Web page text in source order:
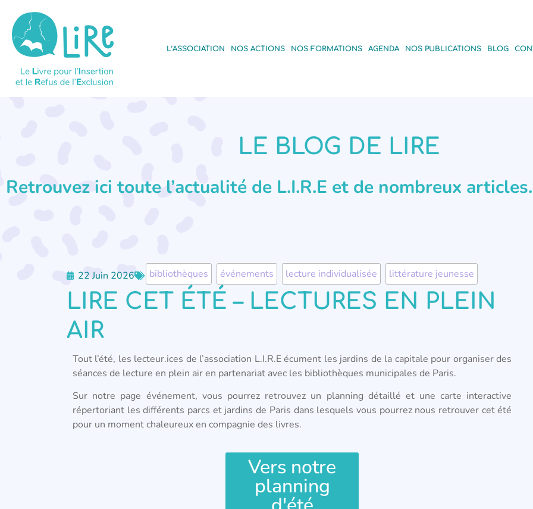
L’ASSOCIATION NOS ACTIONS NOS FORMATIONS AGENDA NOS PUBLICATIONS BLOG
LE BLOG DE LIRE
Retrouvez ici toute l’actualité de L.I.R.E et de nombreux articles.
22 Juin 2026 bibliothèques événements lecture individualisée littérature jeunesse
LIRE CET ÉTÉ – LECTURES EN PLEIN
AIR
Tout l’été, les lecteur.ices de l’association L.I.R.E écument les jardins de la capitale pour organiser des
séances de lecture en plein air en partenariat avec les bibliothèques municipales de Paris.
Sur notre page événement, vous pourrez retrouvez un planning détaillé et une carte interactive
répertoriant les différents parcs et jardins de Paris dans lesquels vous pourrez nous retrouver cet été
pour un moment chaleureux en compagnie des livres.
Vers notre
planning